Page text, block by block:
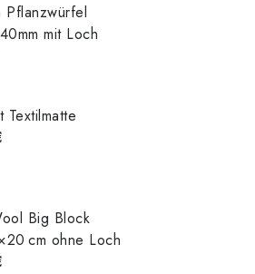
Pflanzwürfel
mit Loch
Textilmatte
Big Block
cm ohne Loch